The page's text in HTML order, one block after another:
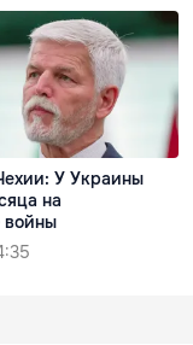
У Украины
на
войны